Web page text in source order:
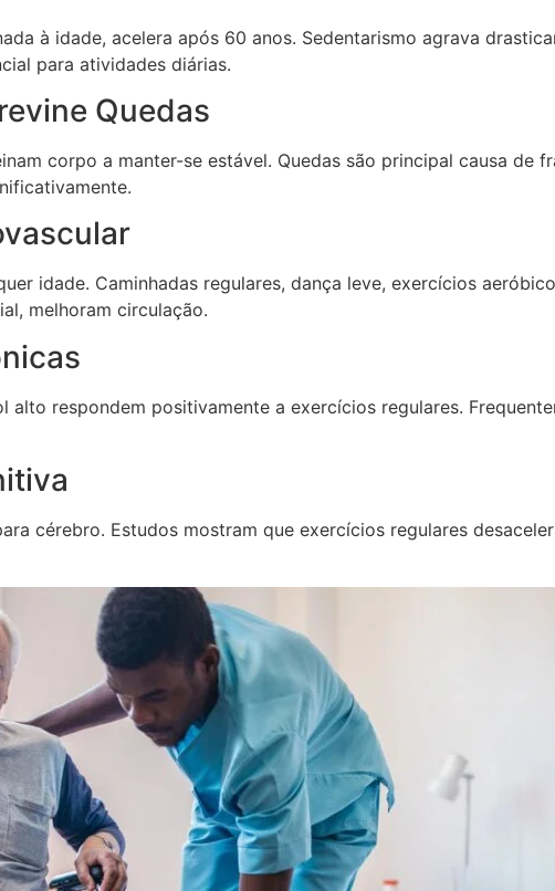
à idade, acelera após 60 anos. Sedentarismo agrava
para atividades diárias.
Quedas
corpo a manter-se estável. Quedas são principal causa de
idade. Caminhadas regulares, dança leve, exercícios
melhoram circulação.
alto respondem positivamente a exercícios regulares.
cérebro. Estudos mostram que exercícios regulares